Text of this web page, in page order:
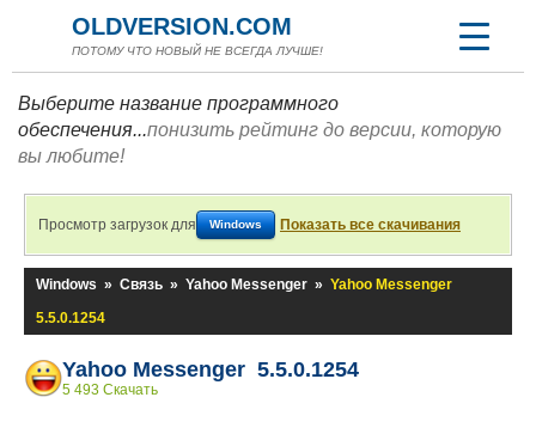
OLDVERSION.COM
ПОТОМУ ЧТО НОВЫЙ НЕ ВСЕГДА ЛУЧШЕ!
Выберите название программного
обеспечения...понизить рейтинг до версии, которую
вы любите!
Просмотр загрузок для Windows Показать все скачивания
Windows » Связь » Yahoo Messenger » Yahoo Messenger
5.5.0.1254
Yahoo Messenger 5.5.0.1254
5 493 Скачать